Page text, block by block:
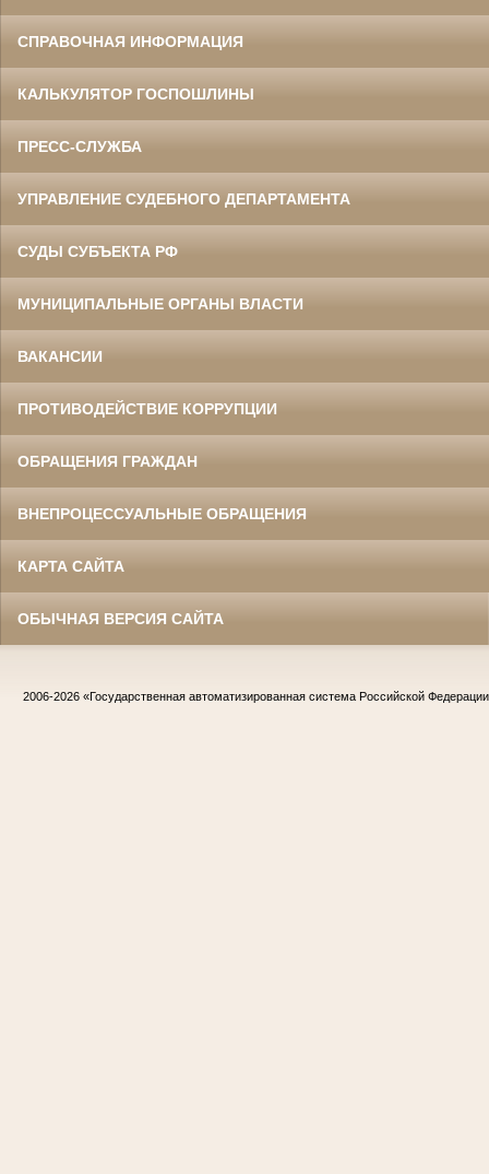
СПРАВОЧНАЯ ИНФОРМАЦИЯ
КАЛЬКУЛЯТОР ГОСПОШЛИНЫ
ПРЕСС-СЛУЖБА
УПРАВЛЕНИЕ СУДЕБНОГО ДЕПАРТАМЕНТА
СУДЫ СУБЪЕКТА РФ
МУНИЦИПАЛЬНЫЕ ОРГАНЫ ВЛАСТИ
ВАКАНСИИ
ПРОТИВОДЕЙСТВИЕ КОРРУПЦИИ
ОБРАЩЕНИЯ ГРАЖДАН
ВНЕПРОЦЕССУАЛЬНЫЕ ОБРАЩЕНИЯ
КАРТА САЙТА
ОБЫЧНАЯ ВЕРСИЯ САЙТА
2006-2026 «Государственная автоматизированная система Российской